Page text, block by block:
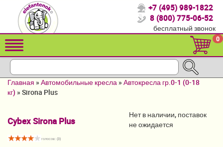
Спасибо, что выбрали нас!
Распродажа!
Детские коляски
Кроватки для новорожденных
+7 (495) 989-1822
8 (800) 775-06-52
бесплатный звонок
0
Главная »Автомобильные кресла »Автокресла гр.0-1 (0-18
кг) »Sirona Plus
Cybex Sirona Plus
голосов: (3)
Нет в наличии, поставок
не ожидается